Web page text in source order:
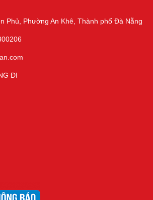
Phủ, Phường An Khê, Thành phố Đà Nẵng
ĐI